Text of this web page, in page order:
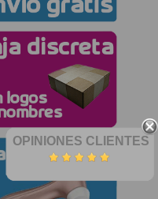
OPINIONES CLIENTES